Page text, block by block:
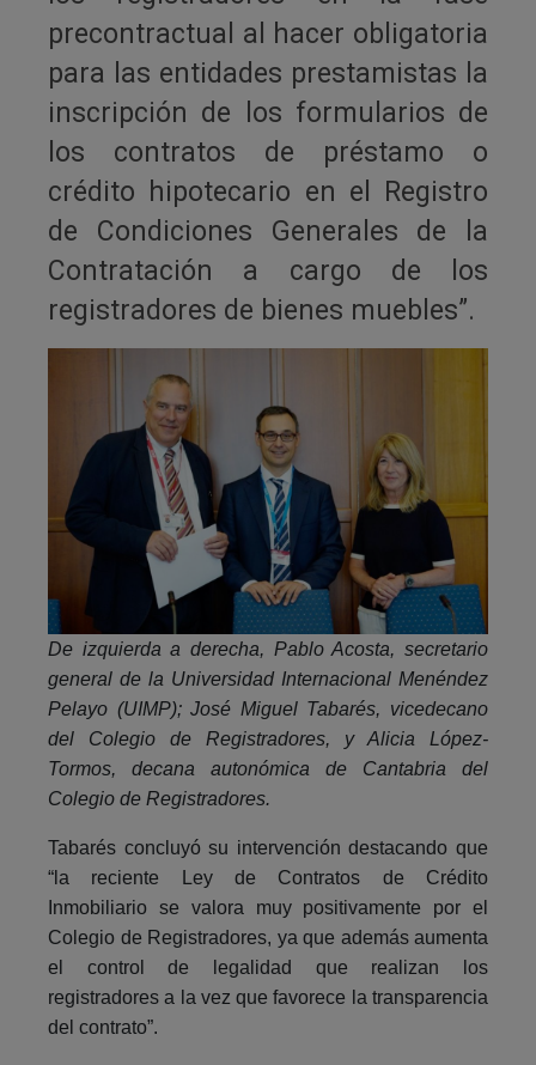
precontractual al hacer obligatoria
para las entidades prestamistas la
inscripción de los formularios de
los contratos de préstamo o
crédito hipotecario en el Registro
de Condiciones Generales de la
Contratación a cargo de los
registradores de bienes muebles”.
De izquierda a derecha, Pablo Acosta, secretario
general de la Universidad Internacional Menéndez
Pelayo (UIMP); José Miguel Tabarés, vicedecano
del Colegio de Registradores, yAlicia López-
Tormos, decana autonómica de Cantabria del
Colegio de Registradores.
Tabarés concluyó su intervención destacando que
“la reciente Ley de Contratos de Crédito
Inmobiliario se valora muy positivamente por el
Colegio de Registradores, ya que además aumenta
el control de legalidad que realizan los
registradores a la vez que favorece la transparencia
del contrato”.